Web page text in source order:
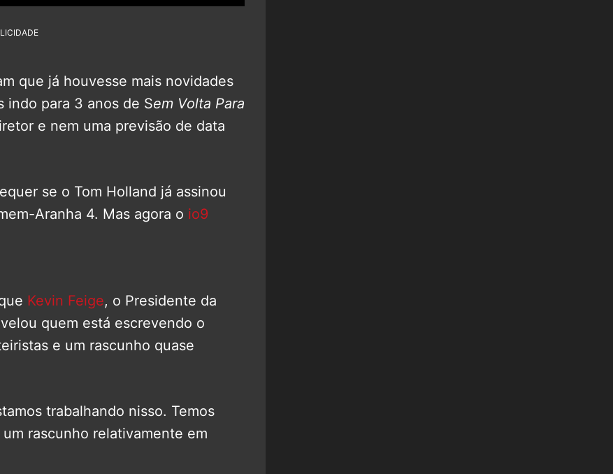
que já houvesse mais novidades
indo para 3 anos de Sem Volta Para
e nem uma previsão de data
se o Tom Holland já assinou
Aranha 4. Mas agora o io9
Kevin Feige, o Presidente da
quem está escrevendo o
e um rascunho quase
trabalhando nisso. Temos
rascunho relativamente em